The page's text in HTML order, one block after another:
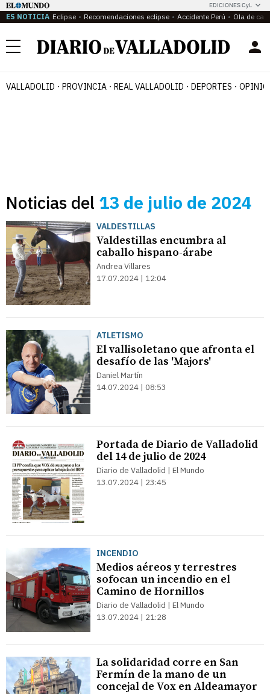
EDICIONES CyL
ES NOTICIA Eclipse Recomendaciones eclipse Accidente Perú Ola de
Menú
VALLADOLID PROVINCIA REAL VALLADOLID DEPORTES
Noticias del 13 de julio de 2024
VALDESTILLAS
Valdestillas encumbra al
caballo hispano-árabe
Andrea Villares
17.07.2024 | 12:04
ATLETISMO
El vallisoletano que afronta el
desafío de las 'Majors'
Daniel Martín
14.07.2024 | 08:53
Portada de Diario de Valladolid
del 14 de julio de 2024
Diario de Valladolid | El Mundo
13.07.2024 | 23:45
INCENDIO
Medios aéreos y terrestres
sofocan un incendio en el
Camino de Hornillos
Diario de Valladolid | El Mundo
13.07.2024 | 21:28
La solidaridad corre en San
Fermín de la mano de un
concejal de Vox en Aldeamayor